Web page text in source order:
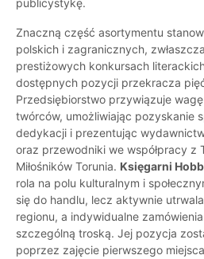
publicystykę.
Znaczną część asortymentu
polskich i zagranicznych,
prestiżowych konkursach
dostępnych pozycji przekracza
Przedsiębiorstwo przywiązuje
twórców, umożliwiając pozyskanie
dedykacji i prezentując
oraz przewodniki we współpracy z
Miłośników Torunia. Księgarni
rola na polu kulturalnym i
się do handlu, lecz aktywnie
regionu, a indywidualne
szczególną troską. Jej pozycja
poprzez zajęcie pierwszego